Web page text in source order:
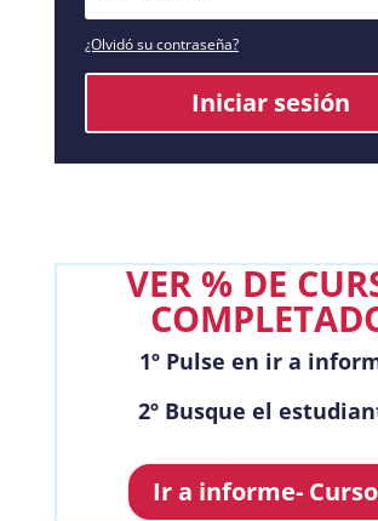
¿Olvidó su contraseña?
Iniciar sesión
VER % DE
1º Pulse en ir a
2º Busque el
Ir a informe-